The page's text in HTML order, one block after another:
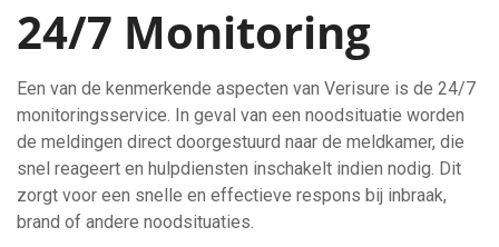
24/7 Monitoring
Een van de kenmerkende aspecten van Verisure is de 24/7
monitoringsservice. In geval van een noodsituatie worden
de meldingen direct doorgestuurd naar de meldkamer, die
snel reageert en hulpdiensten inschakelt indien nodig. Dit
zorgt voor een snelle en effectieve respons bij inbraak,
brand of andere noodsituaties.